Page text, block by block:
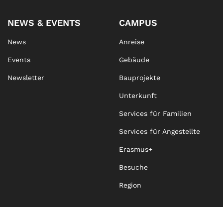
NEWS & EVENTS
News
Events
Newsletter
CAMPUS
Anreise
Gebäude
Bauprojekte
Unterkunft
Services für Familien
Services für Angestellte
Erasmus+
Besuche
Region